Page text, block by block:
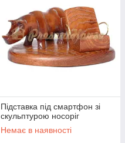
Підставка під смартфон зі
скульптурою носоріг
Немає в наявності